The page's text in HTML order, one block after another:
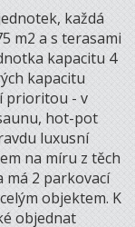
každá
m2 a s terasami
kapacitu 4
kapacitu
prioritou - v
hot-pot
luxusní
na míru z těch
má 2 parkovací
objektem. K
objednat